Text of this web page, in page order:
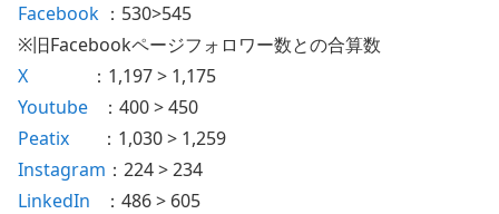
Facebook ：530>545
※旧Facebookページフォロワー数との合算数
X
：1,197 > 1,175
Youtube ：400 > 450
Peatix ：1,030 > 1,259
Instagram ：224 > 234
LinkedIn ：486 > 605